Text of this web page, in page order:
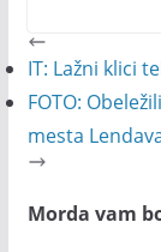
IT: Lažni klici
FOTO:
mesta
Morda vam